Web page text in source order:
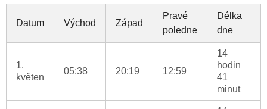
Datum Východ Západ
Pravé
poledne
Délka
dne
1.
květen
05:38 20:19 12:59
14
hodin
41
minut